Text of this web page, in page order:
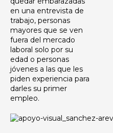
en una entrevista de
trabajo, personas
mayores que se ven
fuera del mercado
laboral solo por su
edad o personas
jóvenes a las que les
piden experiencia para
darles su primer
empleo.